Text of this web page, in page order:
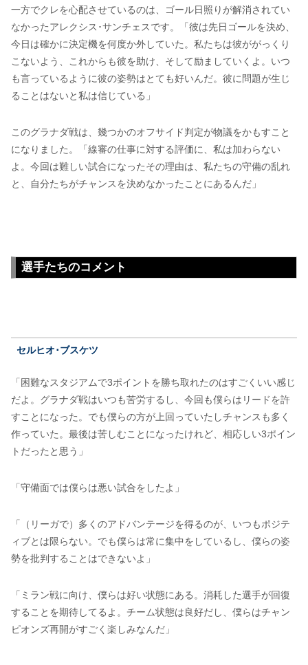
一方でクレを心配させているのは、ゴール日照りが解消されてい
なかったアレクシス･サンチェスです。「彼は先日ゴールを決め、
今日は確かに決定機を何度か外していた。私たちは彼ががっくり
こないよう、これからも彼を助け、そして励ましていくよ。いつ
も言っているように彼の姿勢はとても好いんだ。彼に問題が生じ
ることはないと私は信じている」
このグラナダ戦は、幾つかのオフサイド判定が物議をかもすこと
になりました。「線審の仕事に対する評価に、私は加わらない
よ。今回は難しい試合になったその理由は、私たちの守備の乱れ
と、自分たちがチャンスを決めなかったことにあるんだ」
選手たちのコメント
セルヒオ･ブスケツ
「困難なスタジアムで3ポイントを勝ち取れたのはすごくいい感じ
だよ。グラナダ戦はいつも苦労するし、今回も僕らはリードを許
すことになった。でも僕らの方が上回っていたしチャンスも多く
作っていた。最後は苦しむことになったけれど、相応しい3ポイン
トだったと思う」
「守備面では僕らは悪い試合をしたよ」
「（リーガで）多くのアドバンテージを得るのが、いつもポジテ
ィブとは限らない。でも僕らは常に集中をしているし、僕らの姿
勢を批判することはできないよ」
「ミラン戦に向け、僕らは好い状態にある。消耗した選手が回復
することを期待してるよ。チーム状態は良好だし、僕らはチャン
ピオンズ再開がすごく楽しみなんだ」